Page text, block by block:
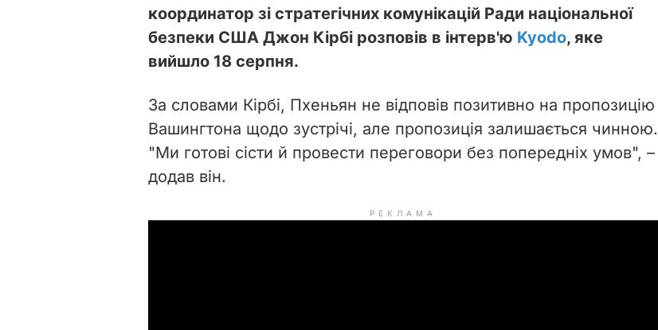
координатор зі стратегічних комунікацій Ради національної
безпеки США Джон Кірбі розповів в інтерв'ю Kyodo, яке
вийшло 18 серпня.
За словами Кірбі, Пхеньян не відповів позитивно на пропозицію
Вашингтона щодо зустрічі, але пропозиція залишається чинною.
"Ми готові сісти й провести переговори без попередніх умов", –
додав він.
РЕКЛАМА